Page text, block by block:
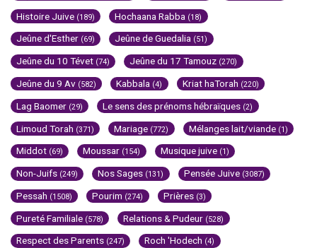
Histoire Juive (189) Hochaana Rabba (18)
Jeûne d'Esther (69) Jeûne de Guedalia (51)
Jeûne du 10 Tévet (74) Jeûne du 17 Tamouz (270)
Jeûne du 9 Av (582) Kabbala (4) Kriat haTorah (220)
Lag Baomer (29) Le sens des prénoms hébraïques (2)
Limoud Torah (371) Mariage (772) Mélanges lait/viande (1)
Middot (69) Moussar (154) Musique juive (1)
Non-Juifs (249) Nos Sages (131) Pensée Juive (3087)
Pessah (1508) Pourim (274) Prières (3)
Pureté Familiale (578) Relations & Pudeur (528)
Respect des Parents (247) Roch 'Hodech (4)